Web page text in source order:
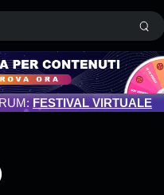
FESTIVAL VIRTUALE